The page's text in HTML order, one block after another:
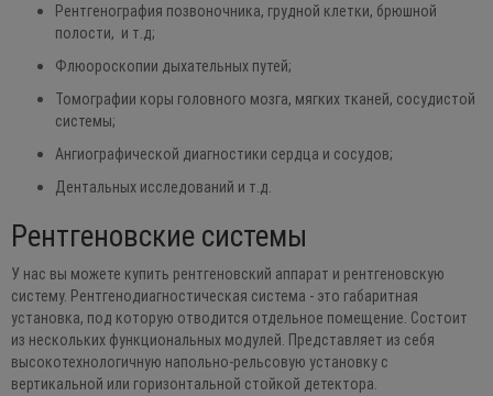
Рентгенография позвоночника, грудной клетки, брюшной
полости, и т.д;
Флюороскопии дыхательных путей;
Томографии коры головного мозга, мягких тканей, сосудистой
системы;
Ангиографической диагностики сердца и сосудов;
Дентальных исследований и т.д.
Рентгеновские системы
У нас вы можете купить рентгеновский аппарат и рентгеновскую
систему. Рентгенодиагностическая система - это габаритная
установка, под которую отводится отдельное помещение. Состоит
из нескольких функциональных модулей. Представляет из себя
высокотехнологичную напольно-рельсовую установку с
вертикальной или горизонтальной стойкой детектора.